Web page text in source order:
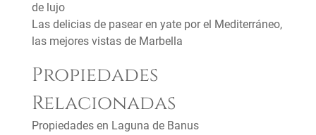
de lujo
Las delicias de pasear en yate por el Mediterráneo,
las mejores vistas de Marbella
Propiedades
Relacionadas
Propiedades en Laguna de Banus